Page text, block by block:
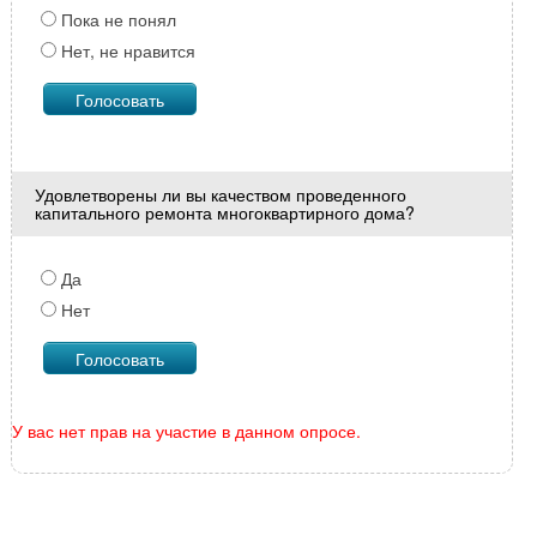
Пока не понял
Нет, не нравится
Удовлетворены ли вы качеством проведенного
капитального ремонта многоквартирного дома?
Да
Нет
У вас нет прав на участие в данном опросе.